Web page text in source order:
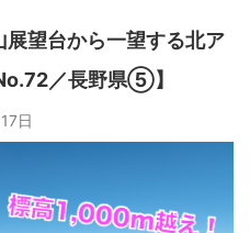
望台から一望する北ア
／長野県⑤】
日